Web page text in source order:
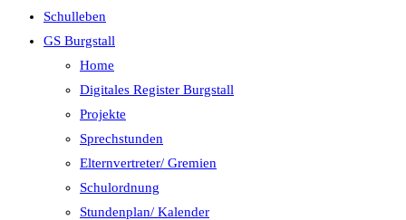
Schulleben
GS Burgstall
Home
Digitales Register Burgstall
Projekte
Sprechstunden
Elternvertreter/ Gremien
Schulordnung
Stundenplan/ Kalender